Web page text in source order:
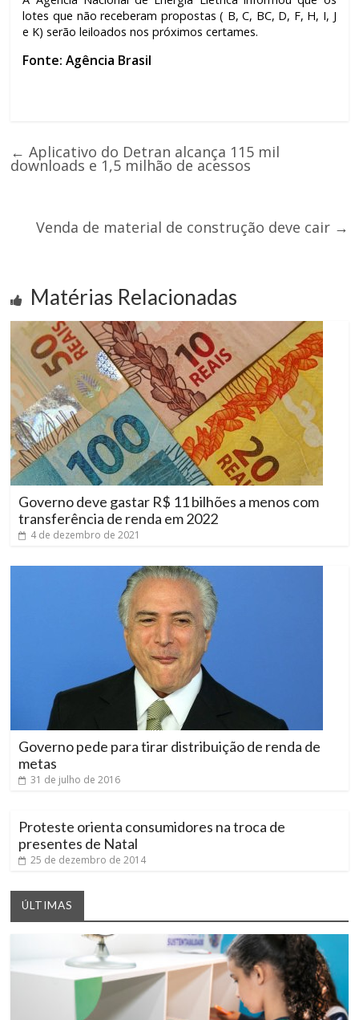
lotes que não receberam propostas ( B, C, BC, D, F, H, I, J
e K) serão leiloados nos próximos certames.
Fonte: Agência Brasil
← Aplicativo do Detran alcança 115 mil
downloads e 1,5 milhão de acessos
Venda de material de construção deve cair →
Matérias Relacionadas
Governo deve gastar R$ 11 bilhões a menos com
transferência de renda em 2022
4 de dezembro de 2021
Governo pede para tirar distribuição de renda de
metas
31 de julho de 2016
Proteste orienta consumidores na troca de
presentes de Natal
25 de dezembro de 2014
ÚLTIMAS